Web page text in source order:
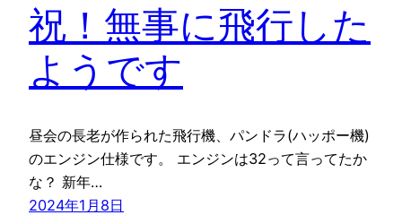
祝！無事に飛行した
ようです
昼会の長老が作られた飛行機、パンドラ(ハッポー機)
のエンジン仕様です。 エンジンは32って言ってたか
な？ 新年…
2024年1月8日